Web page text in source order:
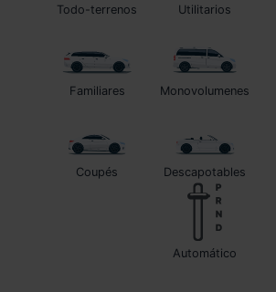
Todo-terrenos Utilitarios
Familiares Monovolumenes
Coupés Descapotables
automático